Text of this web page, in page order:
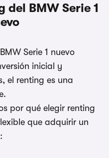
BMW Serie 1
Serie 1 nuevo
inicial y
el renting es una
por qué elegir renting
que adquirir un